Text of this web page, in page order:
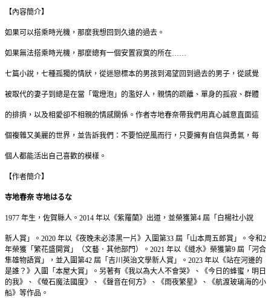
【內容簡介】
如果可以搭乘時光機，那麼我想回到久遠的過去。
如果無法搭乘時光機，那麼總有一個安置寂寞的所在……
七篇小說，七種孤獨的情狀，從迷戀標本的男孩到渴望回到過去的男子，從感覺
被取代的妻子到總是在當「電燈泡」的濫好人，親情的疏離、單身的孤寂、群體
的排擠，以及相愛卻不相親的情感關係。作者寺地春奈帶我們用真心誠意直面這
個複雜又美麗的世界，並告訴我們：不要怕逆風而行，只要擁有自信與勇氣，每
個人都能活出自己喜歡的模樣。
【作者簡介】
寺地春奈 寺地はるな
1977 年生，佐賀縣人。2014 年以《紫羅蘭》出道，並榮獲第4 屆「白楊社小說
新人賞」。2020 年以《夜晚未必漆黑一片》入圍第33 屆「山本周五郎賞」。令和2
年榮獲「繁花盛開賞」（文藝．其他部門）。2021 年以《縫水》榮獲第9 屆「河合
隼雄物語賞」，並入圍第42 屆「吉川英治文學新人賞」。2023 年以《站在河邊的
是誰？》入圍「本屋大賞」。另著有《我以為大人不會哭》、《今日的蜂蜜，明日
的我》、《螢石魔法國度》、《聲音在何方》、《雨夜繁星》、《航渡玻璃海的小
船》等作品。